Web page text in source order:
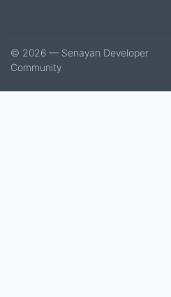
© 2026 — Senayan Developer
Community